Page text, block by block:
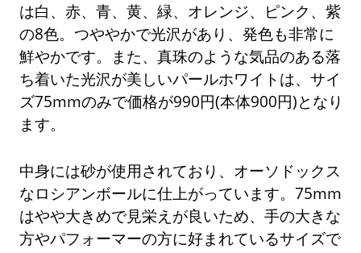
は白、赤、青、黄、緑、オレンジ、ピンク、紫
の8色。つややかで光沢があり、発色も非常に
鮮やかです。また、真珠のような気品のある落
ち着いた光沢が美しいパールホワイトは、サイ
ズ75mmのみで価格が990円(本体900円)となり
ます。
中身には砂が使用されており、オーソドックス
なロシアンボールに仕上がっています。75mm
はやや大きめで見栄えが良いため、手の大きな
方やパフォーマーの方に好まれているサイズで